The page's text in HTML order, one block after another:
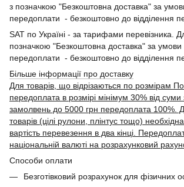
з позначкою "Безкоштовна доставка" за
передоплати - безкоштовно до відділення
SAT по Україні - за тарифами перевізника.
позначкою "Безкоштовна доставка" за умови
передоплати - безкоштовно до відділення
Більше інформації про доставку
Для товарів, що відрізаються по розмірам
передоплата в розмірі мінімум 30% від
замолвень до 5000 грн передоплата 100%.
товарів (цілі рулони, плінтус тощо)
вартість перевезення в два кінці.
національній валюті на розрахунковий
Способи оплати
Безготівковий розрахунок для фізичних